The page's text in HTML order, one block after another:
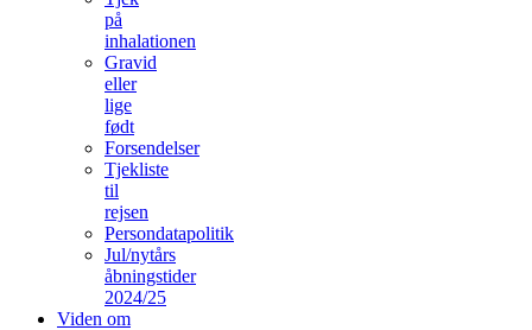
på
inhalationen
Gravid
eller
lige
født
Forsendelser
Tjekliste
til
rejsen
Persondatapolitik
Jul/nytårs
åbningstider
2024/25
Viden om